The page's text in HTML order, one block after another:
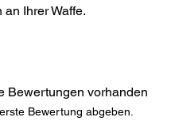
Ihrer Waffe.
Bewertungen vorhanden
Bewertung abgeben.